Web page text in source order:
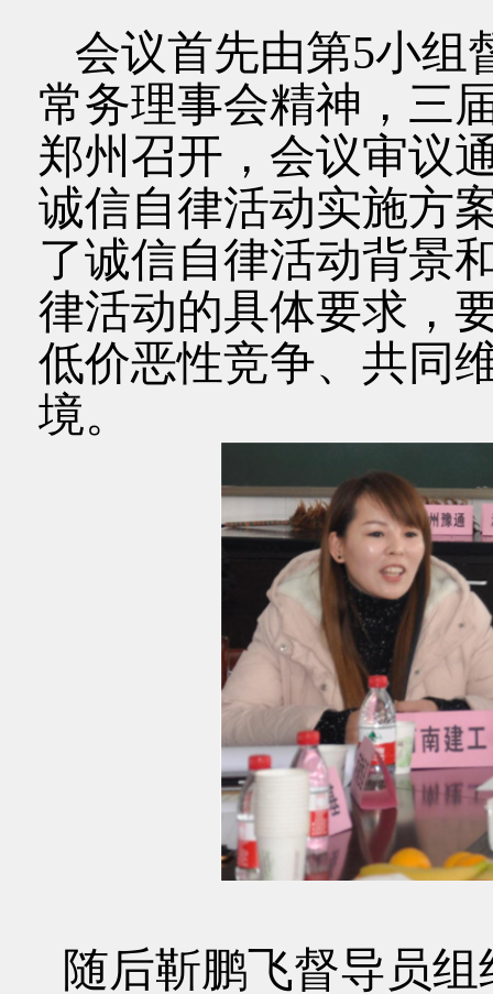
会议首先由第5小组
常务理事会精神，三
郑州召开，会议审议
诚信自律活动实施方
了诚信自律活动背景
律活动的具体要求，
低价恶性竞争、共同
境。
随后靳鹏飞督导员